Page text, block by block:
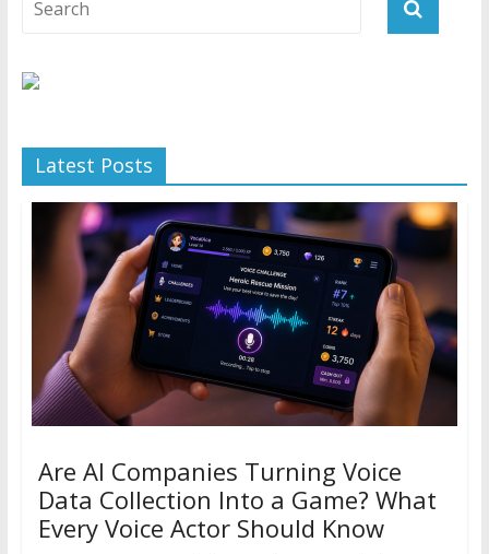
Latest Posts
Are AI Companies Turning Voice
Data Collection Into a Game? What
Every Voice Actor Should Know